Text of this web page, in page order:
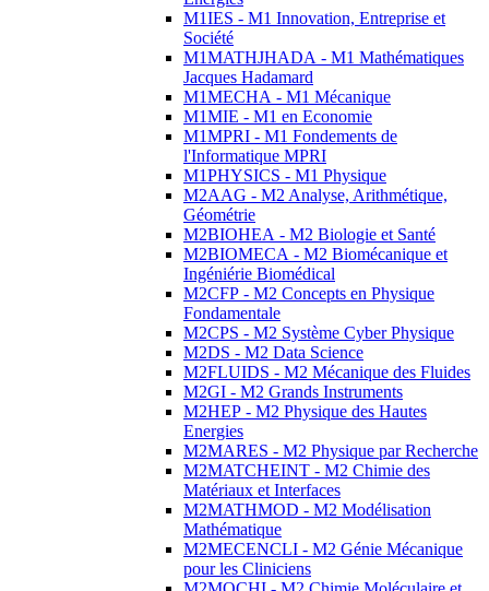
M1IES - M1 Innovation, Entreprise et
Société
M1MATHJHADA - M1 Mathématiques
Jacques Hadamard
M1MECHA - M1 Mécanique
M1MIE - M1 en Economie
M1MPRI - M1 Fondements de
l'Informatique MPRI
M1PHYSICS - M1 Physique
M2AAG - M2 Analyse, Arithmétique,
Géométrie
M2BIOHEA - M2 Biologie et Santé
M2BIOMECA - M2 Biomécanique et
Ingéniérie Biomédical
M2CFP - M2 Concepts en Physique
Fondamentale
M2CPS - M2 Système Cyber Physique
M2DS - M2 Data Science
M2FLUIDS - M2 Mécanique des Fluides
M2GI - M2 Grands Instruments
M2HEP - M2 Physique des Hautes
Energies
M2MARES - M2 Physique par Recherche
M2MATCHEINT - M2 Chimie des
Matériaux et Interfaces
M2MATHMOD - M2 Modélisation
Mathématique
M2MECENCLI - M2 Génie Mécanique
pour les Cliniciens